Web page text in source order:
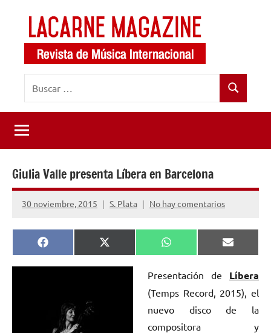
contenido
LaCarne
Magazine
de
música
internacional
Buscar
Giulia Valle presenta Líbera en Barcelona
30 noviembre, 2015 S. Plata No hay comentarios
Compartir
en
Facebook
Compartir
en
X
(Twitter)
Compartir
en
WhatsApp
en
Email
Presentación de Líbera
(Temps Record, 2015), el
nuevo disco de la
compositora y